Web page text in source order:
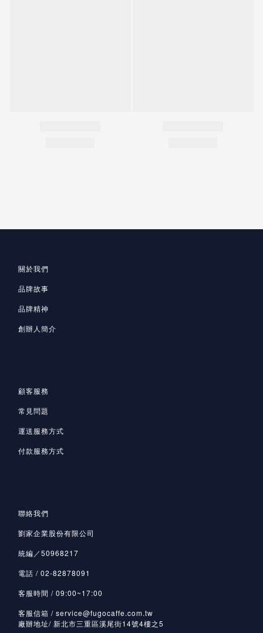
關於我們
品牌故事
品牌精神
創辦人簡介
顧客服務
常見問題
運送服務方式
付款服務方式
聯絡我們
劉家企業股份有限公司
統編／50968217
電話 / 02-82878091
客服時間 / 09:00~17:00
客服信箱 / service@fugocaffe.com.tw
廠辦地址/ 新北市三重區溪尾街14號4樓之5